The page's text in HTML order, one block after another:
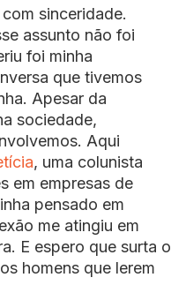
sinceridade.
assunto não foi
foi minha
que tivemos
Apesar da
sociedade,
Aqui
, uma colunista
em empresas de
pensado em
me atingiu em
E espero que surta o
homens que lerem